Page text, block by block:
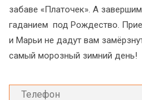
забаве «Платочек». А
гаданием под Рождество.
и Марьи не дадут вам
самый морозный зимний день!